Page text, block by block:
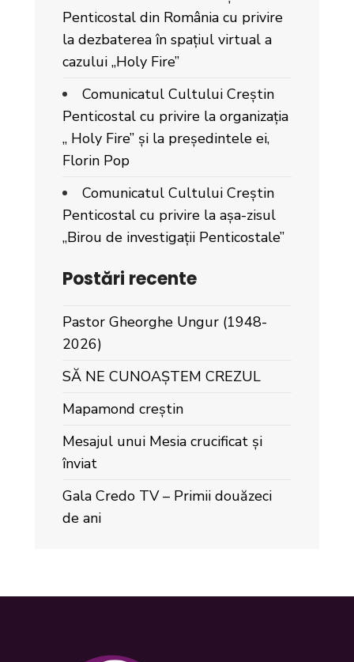
Penticostal din România cu privire
la dezbaterea în spațiul virtual a
cazului „Holy Fire”
Comunicatul Cultului Creștin
Penticostal cu privire la organizația
„ Holy Fire” și la președintele ei,
Florin Pop
Comunicatul Cultului Creștin
Penticostal cu privire la așa-zisul
„Birou de investigații Penticostale”
Postări recente
Pastor Gheorghe Ungur (1948-
2026)
SĂ NE CUNOAȘTEM CREZUL
Mapamond creștin
Mesajul unui Mesia crucificat și
înviat
Gala Credo TV – Primii douăzeci
de ani